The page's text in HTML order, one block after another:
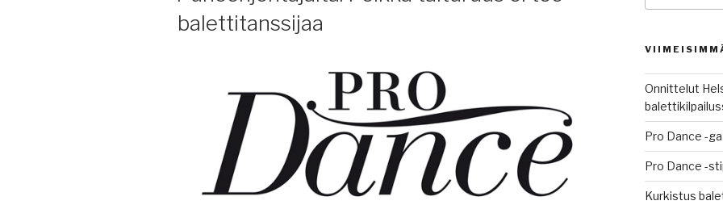
balettitanssijaa
Onnittelut
Pro Dance -
Pro Dance -
Kurkistus